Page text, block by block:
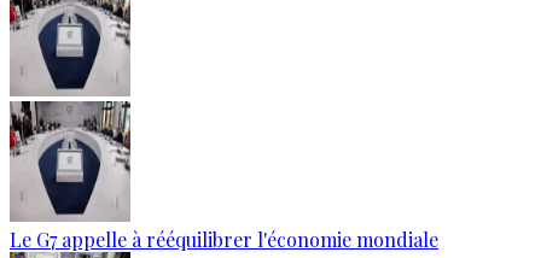
Le G7 appelle à rééquilibrer l'économie mondiale